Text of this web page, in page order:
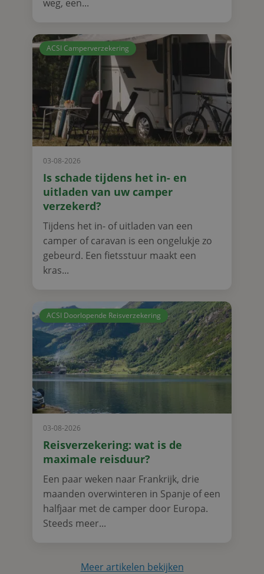
weg, een...
ACSI Camperverzekering
03-08-2026
Is schade tijdens het in- en
uitladen van uw camper
verzekerd?
Tijdens het in- of uitladen van een
camper of caravan is een ongelukje zo
gebeurd. Een fietsstuur maakt een
kras...
ACSI Doorlopende Reisverzekering
03-08-2026
Reisverzekering: wat is de
maximale reisduur?
Een paar weken naar Frankrijk, drie
maanden overwinteren in Spanje of een
halfjaar met de camper door Europa.
Steeds meer...
Meer artikelen bekijken